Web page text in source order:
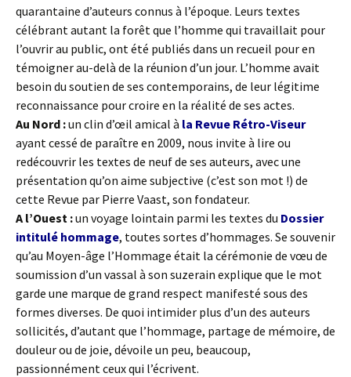
quarantaine d’auteurs connus à l’époque. Leurs textes
célébrant autant la forêt que l’homme qui travaillait pour
l’ouvrir au public, ont été publiés dans un recueil pour en
témoigner au-delà de la réunion d’un jour. L’homme avait
besoin du soutien de ses contemporains, de leur légitime
reconnaissance pour croire en la réalité de ses actes.
Au Nord :un clin d’œil amical à la Revue Rétro-Viseur
ayant cessé de paraître en 2009, nous invite à lire ou
redécouvrir les textes de neuf de ses auteurs, avec une
présentation qu’on aime subjective (c’est son mot !) de
cette Revue par Pierre Vaast, son fondateur.
A l’Ouest :un voyage lointain parmi les textes du Dossier
intitulé hommage, toutes sortes d’hommages. Se souvenir
qu’au Moyen-âge l’Hommage était la cérémonie de vœu de
soumission d’un vassal à son suzerain explique que le mot
garde une marque de grand respect manifesté sous des
formes diverses. De quoi intimider plus d’un des auteurs
sollicités, d’autant que l’hommage, partage de mémoire, de
douleur ou de joie, dévoile un peu, beaucoup,
passionnément ceux qui l’écrivent.